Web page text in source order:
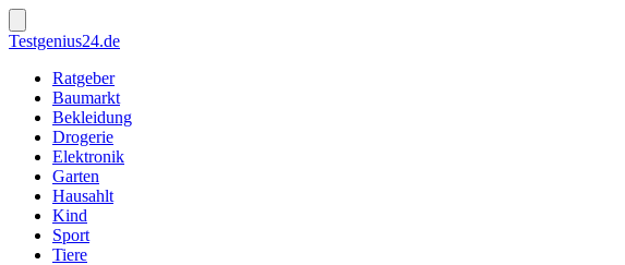
Zum
Inhalt
springen
Suche
ein-/ausblenden
Testgenius24.de
Ratgeber
Baumarkt
Bekleidung
Drogerie
Elektronik
Garten
Hausahlt
Kind
Sport
Tiere